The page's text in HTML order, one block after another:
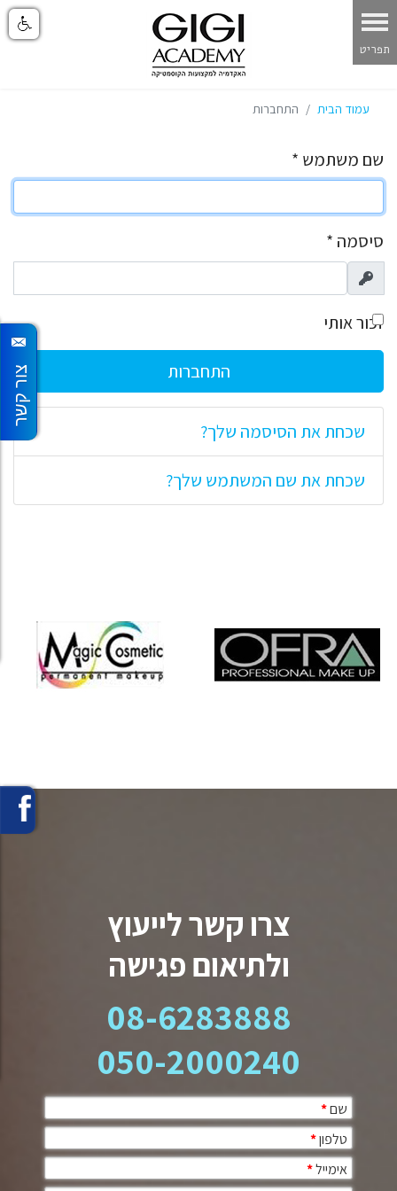
עמוד הבית התחברות
שם משתמש *
סיסמה *
הצגה
זכור אותי
התחברות
שכחת את הסיסמה שלך?
שכחת את שם המשתמש שלך?
צרו קשר לייעוץ
ולתיאום פגישה
08-6283888
050-2000240
שם*
טלפון*
אימייל*
צור קשר